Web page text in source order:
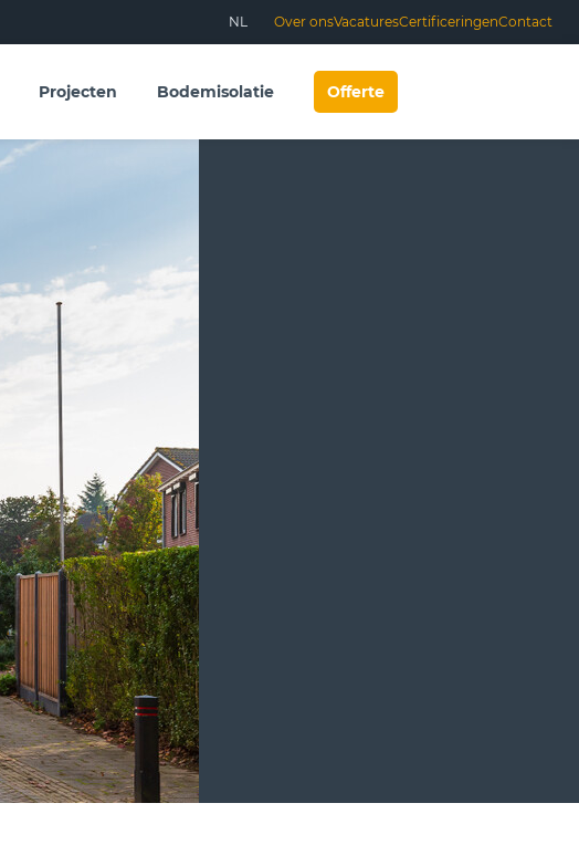
NL Over onsVacaturesCertificeringenContact
Projecten Bodemisolatie Offerte